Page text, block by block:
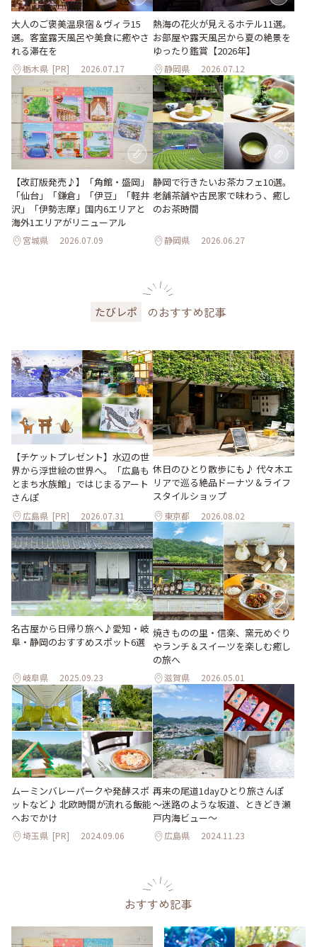
大人のご褒美温泉宿＆ヴィラ15
選。客室露天風呂や美食に癒やさ
れる滞在を
栃木県 [PR] 2026.07.17
熱海の花火が見えるホテル11選。
お部屋や露天風呂から夏の絶景を
ゆったり鑑賞【2026年】
静岡県 2026.07.12
【改訂版発売♪】「角館・盛岡」
「仙台」「鎌倉」「伊豆」「軽井
沢」「伊勢志摩」国内6エリアと
海外1エリアがリニューアル
宮城県 2026.07.09
静岡で行きたいお茶カフェ10選。
老舗茶舗や古民家で味わう、癒し
のお茶時間
静岡県 2026.06.27
たびレポ のおすすめ記事
【チケットプレゼント】水辺の世
界から浮世絵の世界へ。「広島も
とまち水族館」ではじまるアート
さんぽ
広島県 [PR] 2026.07.31
休日のひとり散歩にも♪ 代々木エ
リアで巡る絶品ドーナツ＆ライフ
スタイルショップ
東京都 2026.08.02
名古屋から日帰り旅へ♪愛知・岐
阜・静岡のおすすめスポット6選
岐阜県 2025.09.23
焼きものの里・信楽、窯元めぐり
やランチ＆スイーツを楽しむ癒し
の旅へ
滋賀県 2026.05.01
ムーミンバレーパークや発酵スポ
ットなど♪ 北欧時間が流れる飯能
へおでかけ
埼玉県 [PR] 2024.09.06
再来の尾道1dayひとり旅さんぽ
～迷路のような坂道、ときどき瀬
戸内海ビュー～
広島県 2024.11.23
おすすめ記事